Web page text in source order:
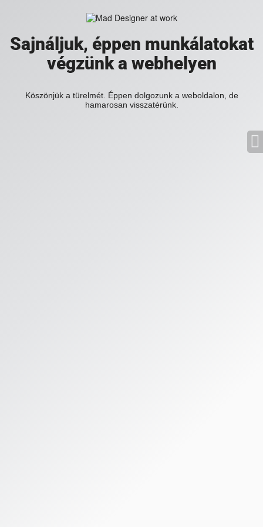
Sajnáljuk, éppen munkálatokat
végzünk a webhelyen
Köszönjük a türelmét. Éppen dolgozunk a weboldalon, de
hamarosan visszatérünk.